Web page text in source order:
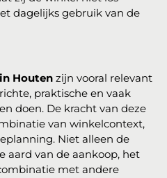
dagelijks gebruik van de
Houten zijn vooral relevant
praktische en vaak
doen. De kracht van deze
van winkelcontext,
Niet alleen de
aard van de aankoop, het
met andere